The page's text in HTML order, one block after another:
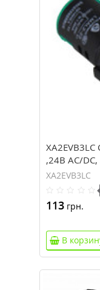
,24В AC/
XA2EVB3LC
113грн.
В